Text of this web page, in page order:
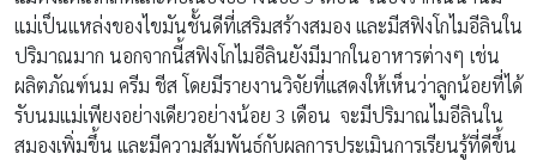
แม่เป็นแหล่งของไขมันชั้นดีที่เสริมสร้างสมอง และมีสฟิงโกไมอีลินใน
ปริมาณมาก นอกจากนี้สฟิงโกไมอีลินยังมีมากในอาหารต่างๆ เช่น
ผลิตภัณฑ์นม ครีม ชีส โดยมีรายงานวิจัยที่แสดงให้เห็นว่าลูกน้อยที่ได้
รับนมแม่เพียงอย่างเดียวอย่างน้อย 3 เดือน จะมีปริมาณไมอีลินใน
สมองเพิ่มขึ้น และมีความสัมพันธ์กับผลการประเมินการเรียนรู้ที่ดีขึ้น